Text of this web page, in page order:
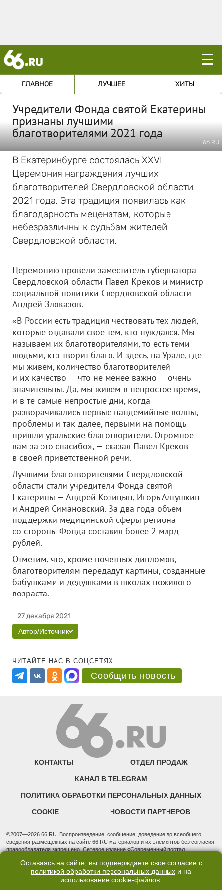
☰
ГЛАВНОЕ ЛУЧШЕЕ ХИТЫ
Учредители Фонда святой Екатерины
признаны лучшими
благотворителями 2021 года
66.RU
В Екатеринбурге состоялась XXVI
Церемония награждения лучших
благотворителей Свердловской области
2021 года. Эта традиция появилась как
благодарность меценатам, которые
небезразличны к судьбам жителей
Свердловской области.
Церемонию провели заместитель губернатора
Свердловской области Павел Креков и министр
социальной политики Свердловской области
Андрей Злоказов.
«В России есть традиция чествовать тех людей,
которые отдавали свое тем, кто нуждался. Мы
называем их благотворителями, то есть теми
людьми, кто творит благо. И здесь, на Урале, где
мы живем, количество благотворителей
и их качество — что не менее важно — очень
значительны. Да, мы живем в непростое время,
и в те самые непростые дни, когда
разворачивались первые пандемийные волны,
проблемы и так далее, первыми на помощь
пришли уральские благотворители. Огромное
вам за это спасибо», — сказал Павел Креков
в своей приветственной речи.
Лучшими благотворителями Свердловской
области стали учредители Фонда святой
Екатерины — Андрей Козицын, Игорь Алтушкин
и Андрей Симановский. За два года объем
поддержки медицинской сферы региона
со стороны Фонда составил более 2 млрд
рублей.
Отметим, что, кроме почетных дипломов,
благотворителям передадут картины, созданные
бабушками и дедушками в школах пожилого
возраста.
27 декабря 2021
Автор/Источник
ЧИТАЙТЕ НАС В СОЦСЕТЯХ:
Сообщить новость
КОНТАКТЫ ОТДЕЛ ПРОДАЖ
КАНАЛ В TELEGRAM
ПОЛИТИКА ОБРАБОТКИ ПЕРСОНАЛЬНЫХ ДАННЫХ
COOKIE НОВОСТИ ПАРТНЕРОВ
©2007—2026 66.RU. Воспроизведение, сообщение, доведение до всеобщего
сведения размещенных на сайте 66.RU материалов и их элементов без согласия
правообладателя запрещено. Сетевое издание «Современный портал
надзору в сфере связи, информационных технологий и массовых коммуникаций
(Роскомнадзор). Регистрационный номер ЭЛ № ФС 77 - 76634 от 02.09.2019
Учредитель: Общество с ограниченной ответственностью "66.ру". Юридический
Оставаясь на сайте, вы подтверждаете свое согласие с
политикой обработки персональных данных и на
использование cookie-файлов.